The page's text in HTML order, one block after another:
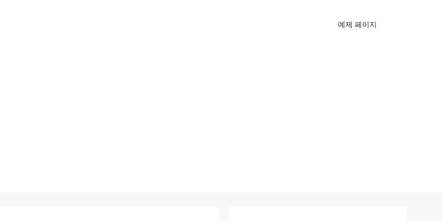
예제 페이지